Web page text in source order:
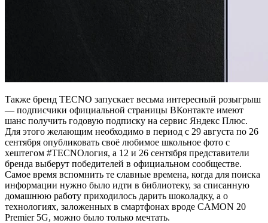
Также бренд TECNO запускает весьма интересный розыгрыш
— подписчики официальной страницы ВКонтакте имеют
шанс получить годовую подписку на сервис Яндекс Плюс.
Для этого желающим необходимо в период с 29 августа по 26
сентября опубликовать своё любимое школьное фото с
хештегом #TECNOлогия, а 12 и 26 сентября представители
бренда выберут победителей в официальном сообществе.
Самое время вспомнить те славные времена, когда для поиска
информации нужно было идти в библиотеку, за списанную
домашнюю работу приходилось дарить шоколадку, а о
технологиях, заложенных в смартфонах вроде CAMON 20
Premier 5G, можно было только мечтать.